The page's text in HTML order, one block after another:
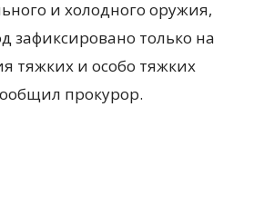
и холодного оружия,
зафиксировано только на
тяжких и особо тяжких
прокурор.